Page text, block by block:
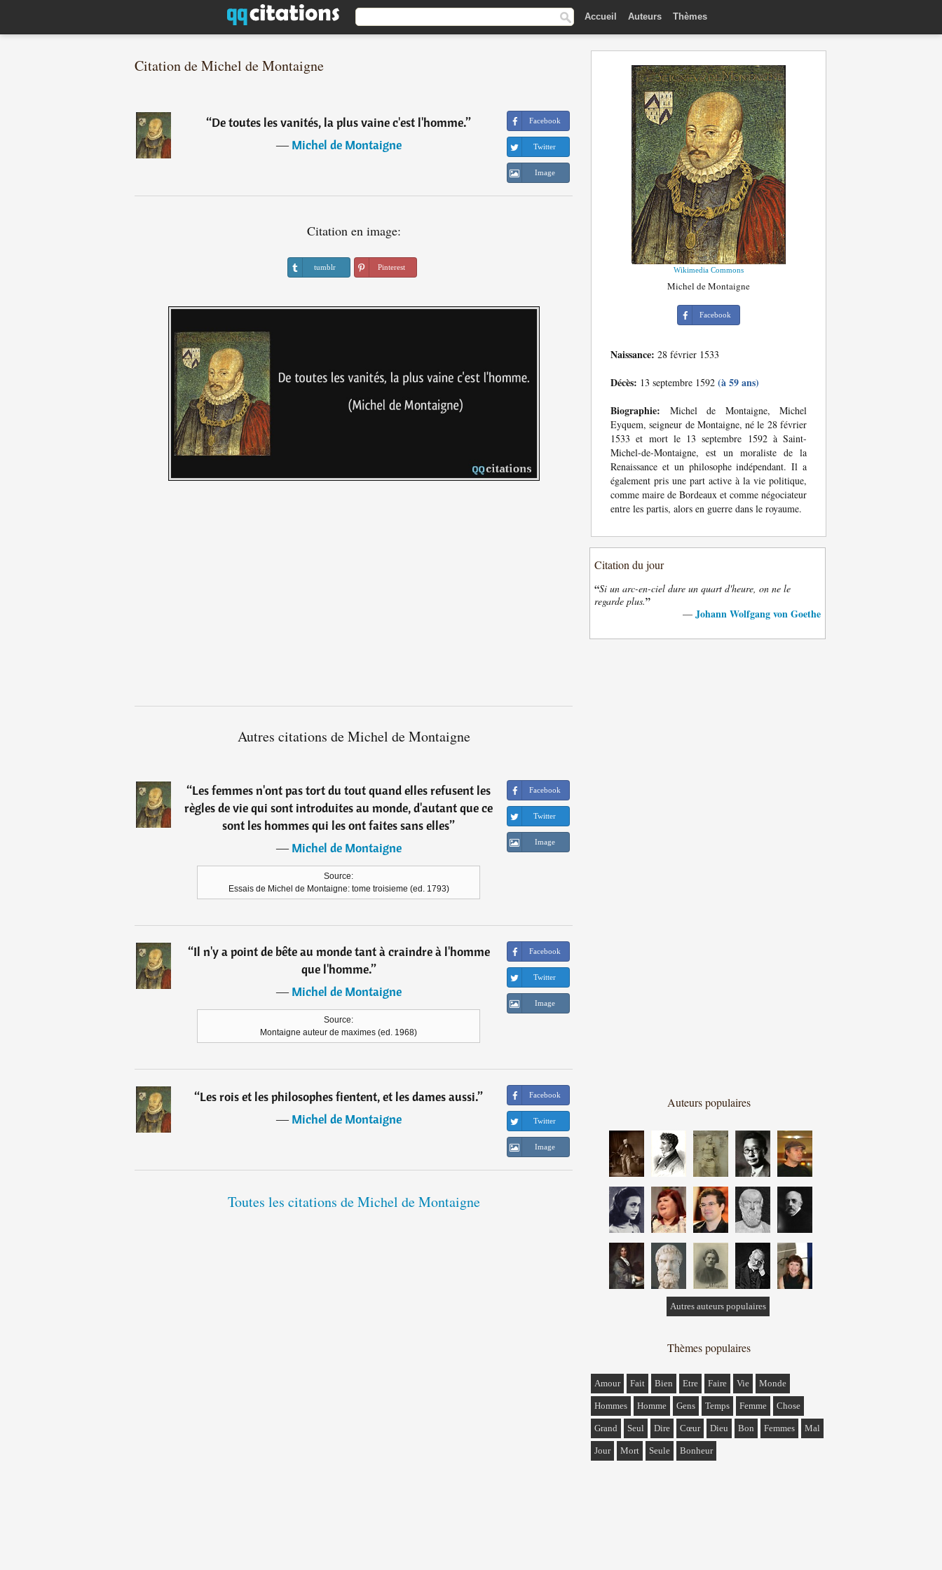
Accueil Auteurs Thèmes
Citation de Michel de Montaigne
“De toutes les vanités, la plus vaine c'est l'homme.”
―Michel de Montaigne
Facebook
Twitter
Image
Citation en image:
tumblr Pinterest
Autres citations de Michel de Montaigne
“Les femmes n'ont pas tort du tout quand elles refusent les
règles de vie qui sont introduites au monde, d'autant que ce
sont les hommes qui les ont faites sans elles”
―Michel de Montaigne
Source:
Essais de Michel de Montaigne: tome troisieme (ed. 1793)
Facebook
Twitter
Image
“Il n'y a point de bête au monde tant à craindre à l'homme
que l'homme.”
―Michel de Montaigne
Source:
Montaigne auteur de maximes (ed. 1968)
Facebook
Twitter
Image
“Les rois et les philosophes fientent, et les dames aussi.”
―Michel de Montaigne
Facebook
Twitter
Image
Toutes les citations de Michel de Montaigne
Wikimedia Commons
Michel de Montaigne
Facebook
Naissance: 28 février 1533
Décès: 13 septembre 1592 (à 59 ans)
Biographie: Michel de Montaigne, Michel
Eyquem, seigneur de Montaigne, né le 28 février
1533 et mort le 13 septembre 1592 à Saint-
Michel-de-Montaigne, est un moraliste de la
Renaissance et un philosophe indépendant. Il a
également pris une part active à la vie politique,
comme maire de Bordeaux et comme négociateur
entre les partis, alors en guerre dans le royaume.
Citation du jour
“Si un arc-en-ciel dure un quart d'heure, on ne le
regarde plus.”
— Johann Wolfgang von Goethe
Auteurs populaires
Autres auteurs populaires
Thèmes populaires
Amour Fait Bien Etre Faire Vie Monde
Hommes Homme Gens Temps Femme Chose
Grand Seul Dire Cœur Dieu Bon Femmes Mal
Jour Mort Seule Bonheur